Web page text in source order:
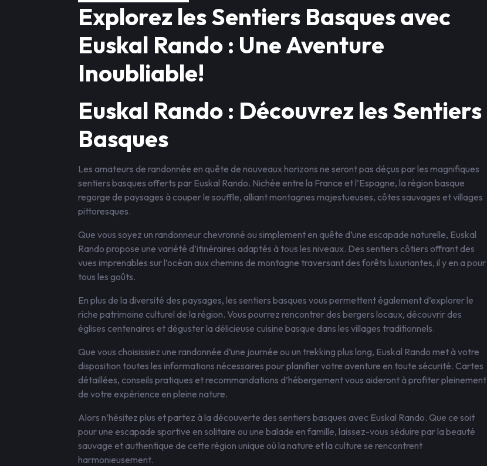
Explorez les Sentiers Basques avec
Euskal Rando : Une Aventure
Inoubliable!
Euskal Rando : Découvrez les Sentiers
Basques
Les amateurs de randonnée en quête de nouveaux horizons ne seront pas déçus par les magnifiques
sentiers basques offerts par Euskal Rando. Nichée entre la France et l’Espagne, la région basque
regorge de paysages à couper le souffle, alliant montagnes majestueuses, côtes sauvages et villages
pittoresques.
Que vous soyez un randonneur chevronné ou simplement en quête d’une escapade naturelle, Euskal
Rando propose une variété d’itinéraires adaptés à tous les niveaux. Des sentiers côtiers offrant des
vues imprenables sur l’océan aux chemins de montagne traversant des forêts luxuriantes, il y en a pour
tous les goûts.
En plus de la diversité des paysages, les sentiers basques vous permettent également d’explorer le
riche patrimoine culturel de la région. Vous pourrez rencontrer des bergers locaux, découvrir des
églises centenaires et déguster la délicieuse cuisine basque dans les villages traditionnels.
Que vous choisissiez une randonnée d’une journée ou un trekking plus long, Euskal Rando met à votre
disposition toutes les informations nécessaires pour planifier votre aventure en toute sécurité. Cartes
détaillées, conseils pratiques et recommandations d’hébergement vous aideront à profiter pleinement
de votre expérience en pleine nature.
Alors n’hésitez plus et partez à la découverte des sentiers basques avec Euskal Rando. Que ce soit
pour une escapade sportive en solitaire ou une balade en famille, laissez-vous séduire par la beauté
sauvage et authentique de cette région unique où la nature et la culture se rencontrent
harmonieusement.